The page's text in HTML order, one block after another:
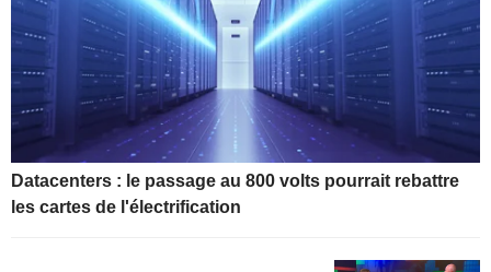
Datacenters : le passage au 800 volts pourrait rebattre
les cartes de l'électrification